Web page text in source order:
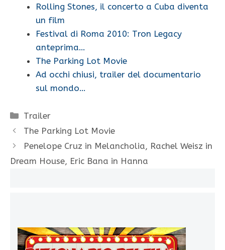
Rolling Stones, il concerto a Cuba diventa
un film
Festival di Roma 2010: Tron Legacy
anteprima…
The Parking Lot Movie
Ad occhi chiusi, trailer del documentario
sul mondo…
Categorie
Trailer
The Parking Lot Movie
Penelope Cruz in Melancholia, Rachel Weisz in
Dream House, Eric Bana in Hanna